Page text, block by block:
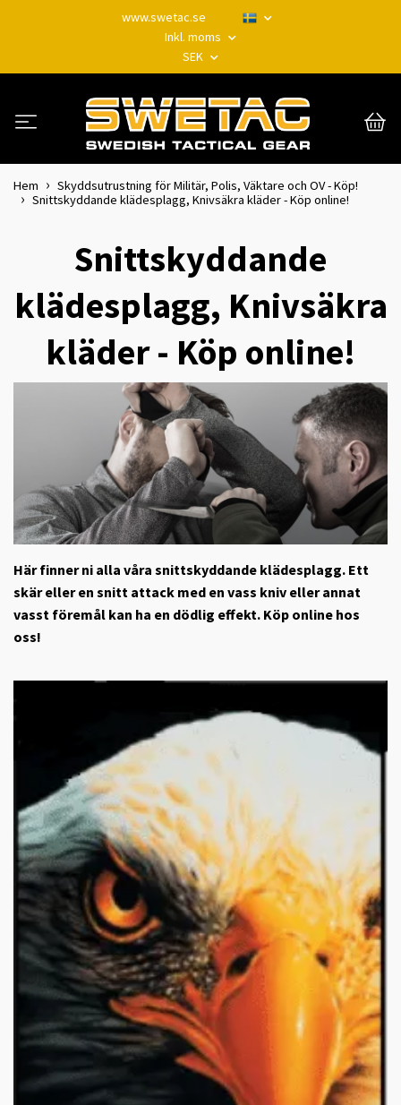
www.swetac.se
Inkl. moms
SEK
Hem
Skyddsutrustning för Militär, Polis, Väktare och OV - Köp!
Snittskyddande klädesplagg, Knivsäkra kläder - Köp online!
Snittskyddande
klädesplagg, Knivsäkra
kläder - Köp online!
Här finner ni alla våra snittskyddande klädesplagg. Ett
skär eller en snitt attack med en vass kniv eller annat
vasst föremål kan ha en dödlig effekt. Köp online hos
oss!